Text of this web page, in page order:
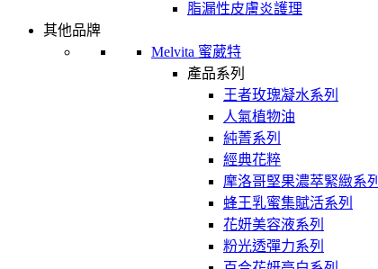
脂漏性皮膚炎護理
其他品牌
Melvita 蜜葳特
產品系列
王者玫瑰凝水系列
人氣植物油
純菁系列
經典花粹
摩洛哥堅果濃萃緊緻系列
蜂王乳蜜集賦活系列
花妍美容液系列
粉光透彈力系列